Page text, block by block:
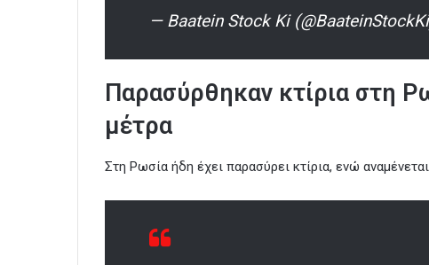
— Baatein Stock Ki
Παρασύρθηκαν κτίρια στη
μέτρα
Στη Ρωσία ήδη έχει παρασύρει κτίρια, ενώ